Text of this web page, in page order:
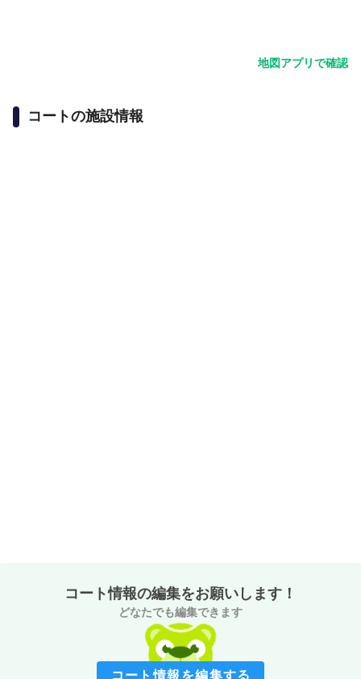
地図アプリで確認
コートの施設情報
コート情報の編集をお願いします！
どなたでも編集できます
コート情報を編集する